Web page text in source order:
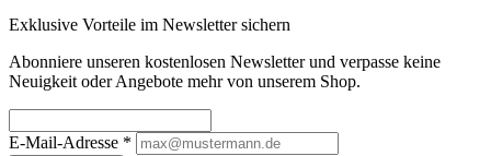
Exklusive Vorteile im Newsletter sichern
Abonniere unseren kostenlosen Newsletter und verpasse keine
Neuigkeit oder Angebote mehr von unserem Shop.
E-Mail-Adresse *